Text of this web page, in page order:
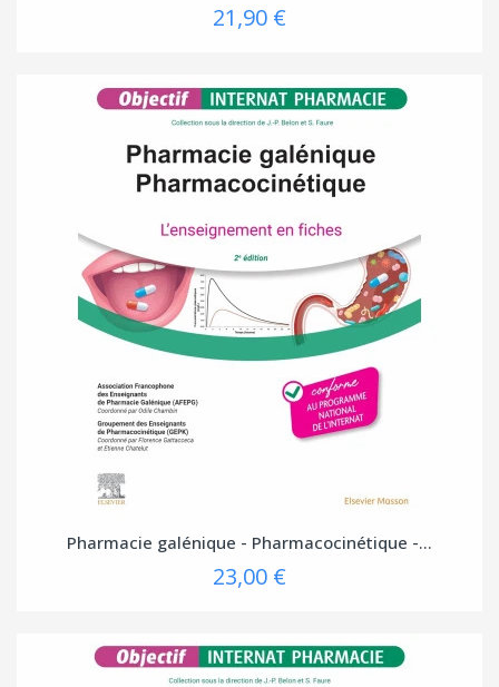
21,90 €
Pharmacie galénique - Pharmacocinétique -...
23,00 €